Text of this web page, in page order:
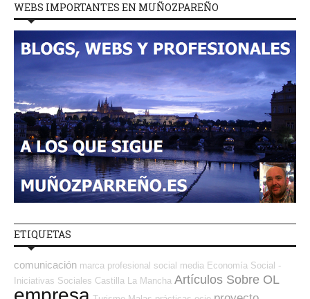
WEBS IMPORTANTES EN MUÑOZPAREÑO
ETIQUETAS
comunicación marca profesional social media Economía Social -
Iniciativas Sociales Castilla La Mancha Artículos Sobre OL